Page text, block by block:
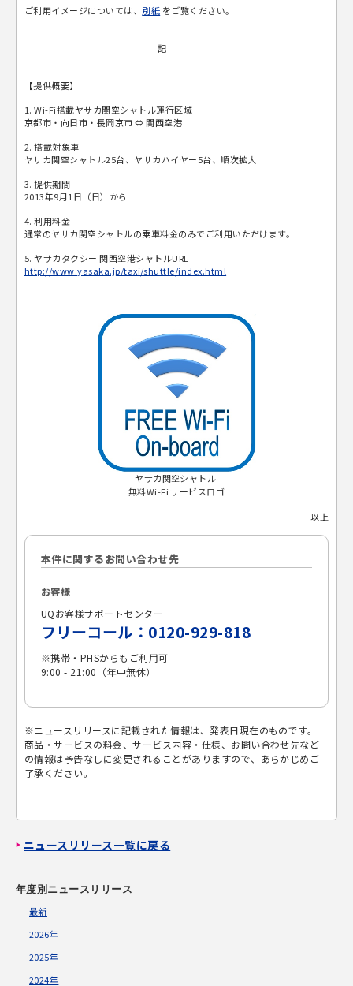
ご利用イメージについては、 別紙 をご覧ください。
記
【提供概要】
1. Wi-Fi搭載ヤサカ関空シャトル運行区域
京都市・向日市・長岡京市 ⇔ 関西空港
2. 搭載対象車
ヤサカ関空シャトル25台、ヤサカハイヤー5台、順次拡大
3. 提供期間
2013年9月1日（日）から
4. 利用料金
通常のヤサカ関空シャトルの乗車料金のみでご利用いただけます。
5. ヤサカタクシー 関西空港シャトルURL
http://www.yasaka.jp/taxi/shuttle/index.html
ヤサカ関空シャトル
無料Wi-Fi サービスロゴ
以上
本件に関するお問い合わせ先
お客様
UQお客様サポートセンター
フリーコール：0120-929-818
※携帯・PHSからもご利用可
9:00 - 21:00（年中無休）
※ニュースリリースに記載された情報は、発表日現在のものです。
商品・サービスの料金、サービス内容・仕様、お問い合わせ先など
の情報は予告なしに変更されることがありますので、あらかじめご
了承ください。
ニュースリリース一覧に戻る
年度別ニュースリリース
最新
2026年
2025年
2024年